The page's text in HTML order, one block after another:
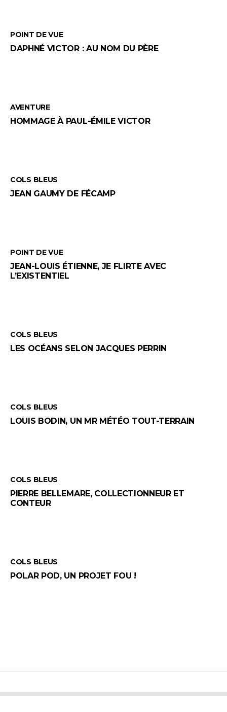
POINT DE VUE
DAPHNÉ VICTOR : AU NOM DU PÈRE
AVENTURE
HOMMAGE À PAUL-ÉMILE VICTOR
COLS BLEUS
JEAN GAUMY DE FÉCAMP
POINT DE VUE
JEAN-LOUIS ÉTIENNE, JE FLIRTE AVEC
L’EXISTENTIEL
COLS BLEUS
LES OCÉANS SELON JACQUES PERRIN
COLS BLEUS
LOUIS BODIN, UN MR MÉTÉO TOUT-TERRAIN
COLS BLEUS
PIERRE BELLEMARE, COLLECTIONNEUR ET
CONTEUR
COLS BLEUS
POLAR POD, UN PROJET FOU !